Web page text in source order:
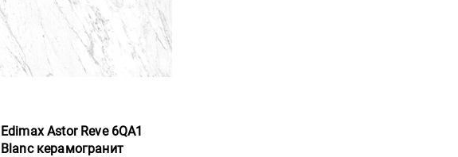
Edimax Astor Reve 6QA1
Blanc керамогранит